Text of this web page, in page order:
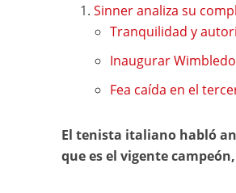
Sinner analiza su
Tranquilidad y
Inaugurar
Fea caída en el
El tenista italiano habló
que es el vigente